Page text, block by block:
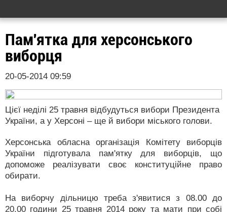
Пам'ятка для херсонського
виборця
20-05-2014 09:59
Цієї неділі 25 травня відбудуться вибори Президента
України, а у Херсоні – ще й вибори міського голови.
Херсонська обласна організація Комітету виборців
України підготувала пам'ятку для виборців, що
допоможе реалізувати своє конституційне право
обирати.
На виборчу дільницю треба з'явитися з 08.00 до
20.00 години 25 травня 2014 року та мати при собі